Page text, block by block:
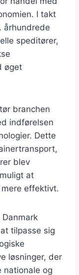
I takt
århundrede
speditører,
øget
branchen
indførelsen
Dette
blev
at
effektivt.
tilpasse sig
løsninger, der
nationale og